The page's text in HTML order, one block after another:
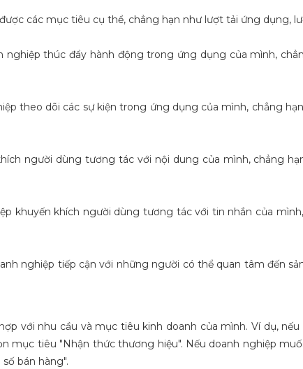
các mục tiêu cụ thể, chẳng hạn như lượt tải ứng dụng,
thúc đẩy hành động trong ứng dụng của mình,
theo dõi các sự kiện trong ứng dụng của mình, chẳng
người dùng tương tác với nội dung của mình, chẳng
khuyến khích người dùng tương tác với tin nhắn của
nghiệp tiếp cận với những người có thể quan tâm đến
với nhu cầu và mục tiêu kinh doanh của mình. Ví dụ,
mục tiêu "Nhận thức thương hiệu". Nếu doanh nghiệp
bán hàng".
Thanh Tân: Tôi vẫn kinh doanh hiệu
đây, mình chỉ là chủ của 1 cửa hàng thời
2 Tháng 27
chi nhánh MỚI”
nay mình
một tí gì về